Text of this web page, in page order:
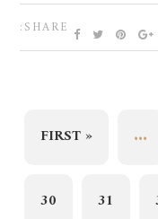
SHARE:
« FIRST ...
30 31